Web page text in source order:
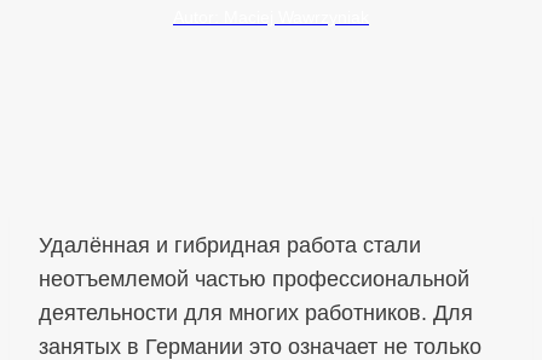
Удалённая и гибридная работа стали
неотъемлемой частью профессиональной
деятельности для многих работников. Для
занятых в Германии это означает не только